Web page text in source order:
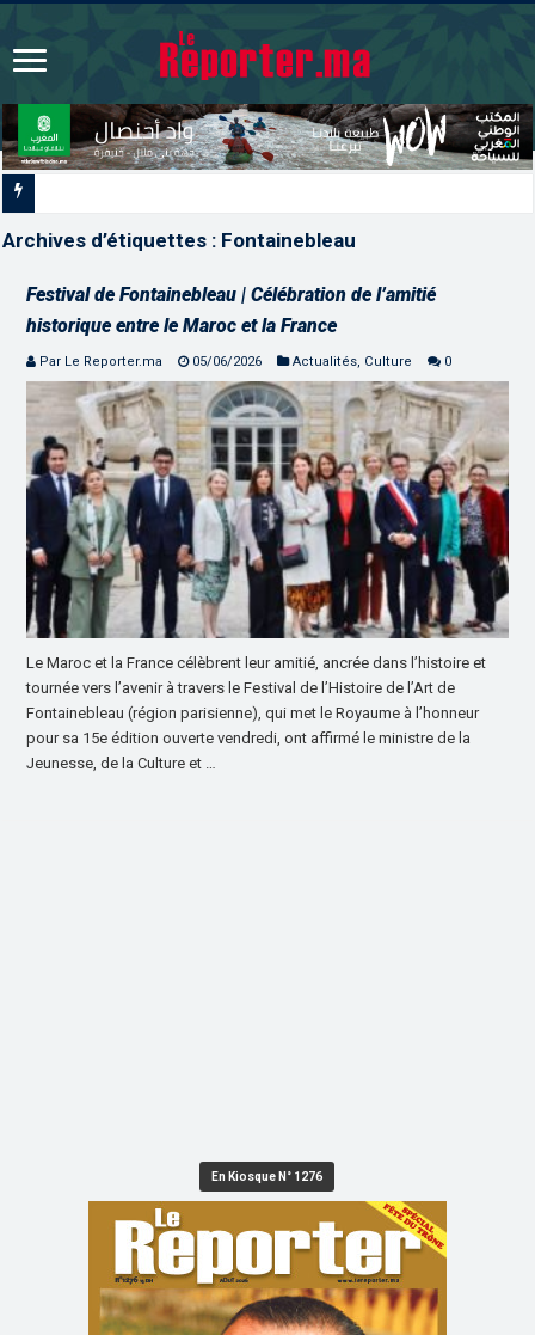
Archives d’étiquettes : Fontainebleau
Festival de Fontainebleau | Célébration de l’amitié
historique entre le Maroc et la France
Par Le Reporter.ma 05/06/2026 Actualités, Culture 0
Le Maroc et la France célèbrent leur amitié, ancrée dans l’histoire et
tournée vers l’avenir à travers le Festival de l’Histoire de l’Art de
Fontainebleau (région parisienne), qui met le Royaume à l’honneur
pour sa 15e édition ouverte vendredi, ont affirmé le ministre de la
Jeunesse, de la Culture et …
En Kiosque N° 1276